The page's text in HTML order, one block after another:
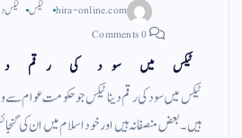
hira-online.com ٹیکس ٹیکس
ٹیکس میں سود کی رقم
ٹیکس میں سود کی رقم دینا ٹیکس جو حکومت عوام
ہیں ۔ بعض منصفانہ ہیں اور خود اسلام میں ان کی